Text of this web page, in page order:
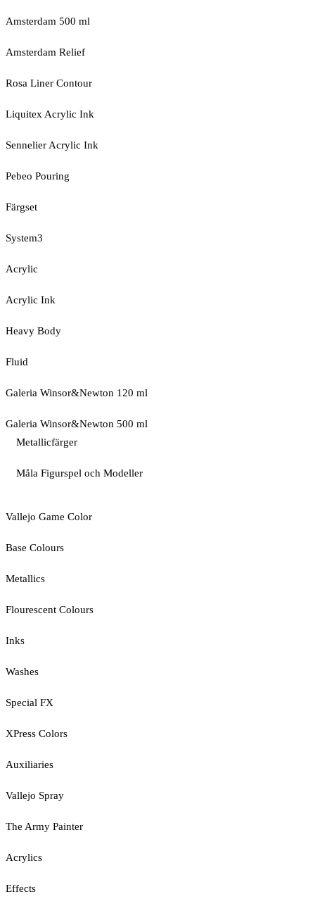
Amsterdam 500 ml
Amsterdam Relief
Rosa Liner Contour
Liquitex Acrylic Ink
Sennelier Acrylic Ink
Pebeo Pouring
Färgset
System3
Acrylic
Acrylic Ink
Heavy Body
Fluid
Galeria Winsor&Newton 120 ml
Galeria Winsor&Newton 500 ml
Metallicfärger
Måla Figurspel och Modeller
Vallejo Game Color
Base Colours
Metallics
Flourescent Colours
Inks
Washes
Special FX
XPress Colors
Auxiliaries
Vallejo Spray
The Army Painter
Acrylics
Effects